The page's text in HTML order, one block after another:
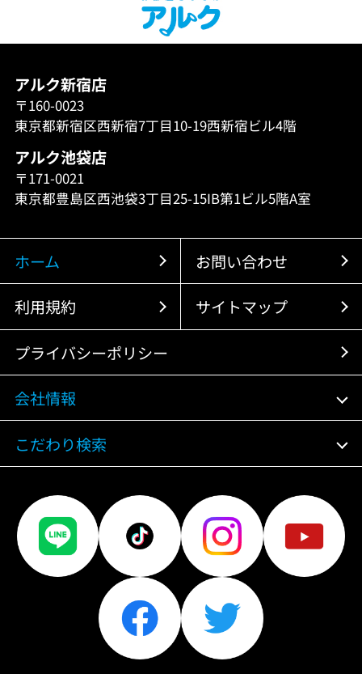
アルク新宿店
〒160-0023
東京都新宿区西新宿7丁目10-19西新宿ビル4階
アルク池袋店
〒171-0021
東京都豊島区西池袋3丁目25-15IB第1ビル5階A室
ホーム お問い合わせ
利用規約 サイトマップ
プライバシーポリシー
会社情報
こだわり検索